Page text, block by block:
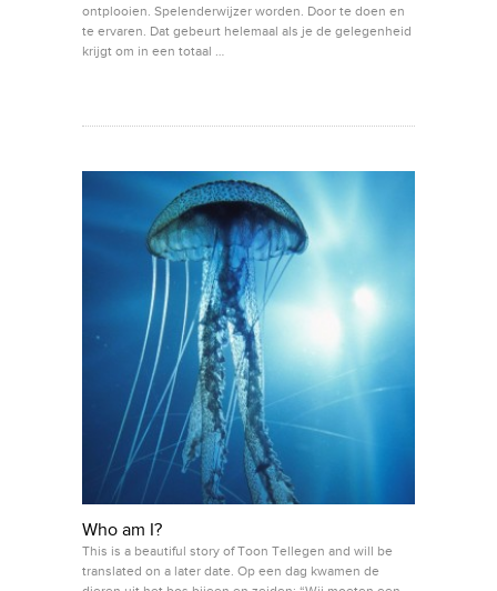
ontplooien. Spelenderwijzer worden. Door te doen en
te ervaren. Dat gebeurt helemaal als je de gelegenheid
krijgt om in een totaal …
Who am I?
This is a beautiful story of Toon Tellegen and will be
translated on a later date. Op een dag kwamen de